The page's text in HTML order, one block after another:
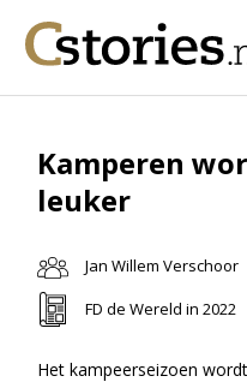
Kamperen
leuker
Jan Willem Verschoor
FD de Wereld in 2022
Het kampeerseizoen